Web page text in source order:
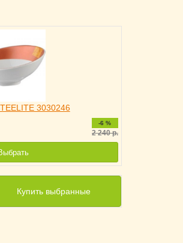
3030246
-6 %
2 240р.
Купить выбранные